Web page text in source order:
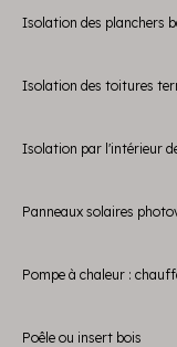
Isolation des planchers
Isolation des toitures
Isolation par l'intérieur
Panneaux solaires
Pompe à chaleur :
Poêle ou insert bois